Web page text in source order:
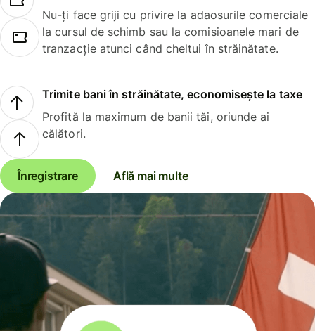
Nu-ți face griji cu privire la adaosurile comerciale
la cursul de schimb sau la comisioanele mari de
tranzacție atunci când cheltui în străinătate.
Trimite bani în străinătate, economisește la taxe
Profită la maximum de banii tăi, oriunde ai
călători.
Înregistrare Află mai multe